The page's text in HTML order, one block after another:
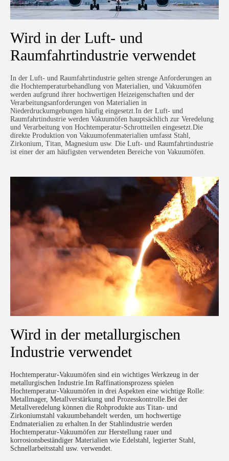
Wird in der Luft- und
Raumfahrtindustrie verwendet
In der Luft- und Raumfahrtindustrie gelten strenge Anforderungen an
die Hochtemperaturbehandlung von Materialien, und Vakuumöfen
werden aufgrund ihrer hochwertigen Heizeigenschaften und der
Verarbeitungsanforderungen von Materialien in
Niederdruckumgebungen häufig eingesetzt.In der Luft- und
Raumfahrtindustrie werden Vakuumöfen hauptsächlich zur Veredelung
und Verarbeitung von Hochtemperatur-Schrottteilen eingesetzt.Die
direkte Produktion von Vakuumofenmaterialien umfasst Stahl,
Zirkonium, Titan, Magnesium usw. Die Luft- und Raumfahrtindustrie
ist einer der am häufigsten verwendeten Bereiche von Vakuumöfen.
Wird in der metallurgischen
Industrie verwendet
Hochtemperatur-Vakuumöfen sind ein wichtiges Werkzeug in der
metallurgischen Industrie.Im Raffinationsprozess spielen
Hochtemperatur-Vakuumöfen in drei Aspekten eine wichtige Rolle:
Metallmager, Metallverstärkung und Prozesskontrolle.Bei der
Metallveredelung können die Rohprodukte aus Titan- und
Zirkoniumstahl vakuumbehandelt werden, um hochwertige
Endmaterialien zu erhalten.In der Stahlindustrie werden
Hochtemperatur-Vakuumöfen zur Herstellung rauer und
korrosionsbeständiger Materialien wie Edelstahl, legierter Stahl,
Schnellarbeitsstahl usw. verwendet.